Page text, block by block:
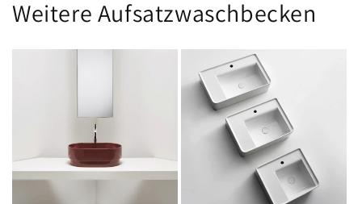
Weitere Aufsatzwaschbecken